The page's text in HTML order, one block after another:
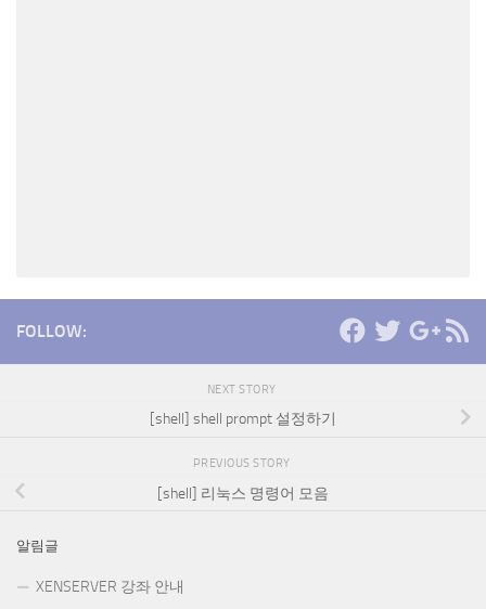
FOLLOW:
NEXT STORY
[shell] shell prompt 설정하기
PREVIOUS STORY
[shell] 리눅스 명령어 모음
알림글
XENSERVER 강좌 안내